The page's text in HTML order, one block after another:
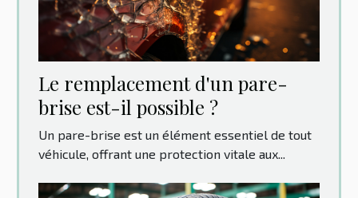
Le remplacement d'un pare-
brise est-il possible ?
Un pare-brise est un élément essentiel de tout
véhicule, offrant une protection vitale aux...